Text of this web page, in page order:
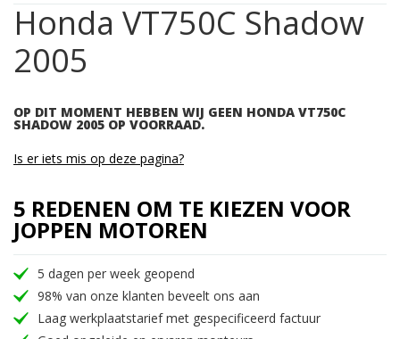
Honda VT750C Shadow
2005
OP DIT MOMENT HEBBEN WIJ GEEN HONDA VT750C
SHADOW 2005 OP VOORRAAD.
Is er iets mis op deze pagina?
5 REDENEN OM TE KIEZEN VOOR
JOPPEN MOTOREN
5 dagen per week geopend
98% van onze klanten beveelt ons aan
Laag werkplaatstarief met gespecificeerd factuur